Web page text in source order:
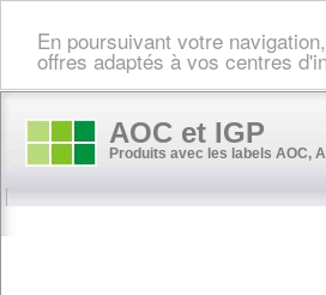
En poursuivant votre
offres adaptés à vos centres
AOC et IGP
Produits avec les labels AOC,